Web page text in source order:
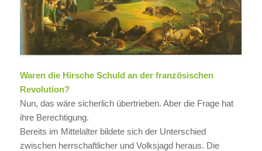
Waren die Hirsche Schuld an der französischen
Revolution?
Nun, das wäre sicherlich übertrieben. Aber die Frage hat
ihre Berechtigung.
Bereits im Mittelalter bildete sich der Unterschied
zwischen herrschaftlicher und Volksjagd heraus. Die